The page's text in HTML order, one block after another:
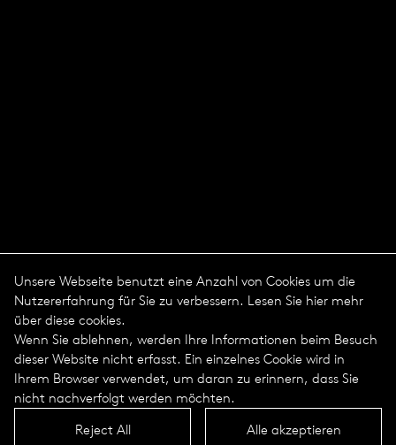
Unsere Webseite benutzt eine Anzahl von Cookies um die
Nutzererfahrung für Sie zu verbessern. Lesen Sie hier mehr
über diese cookies.
Wenn Sie ablehnen, werden Ihre Informationen beim Besuch
dieser Website nicht erfasst. Ein einzelnes Cookie wird in
Ihrem Browser verwendet, um daran zu erinnern, dass Sie
nicht nachverfolgt werden möchten.
Reject All
Alle akzeptieren